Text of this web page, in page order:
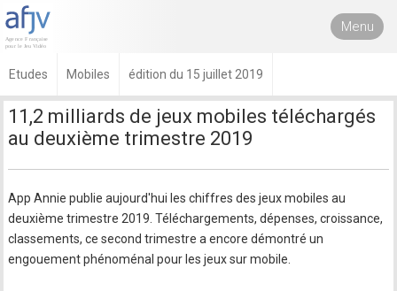
Menu
Etudes Mobiles édition du 15 juillet 2019
11,2 milliards de jeux mobiles téléchargés
au deuxième trimestre 2019
App Annie publie aujourd'hui les chiffres des jeux mobiles au
deuxième trimestre 2019. Téléchargements, dépenses, croissance,
classements, ce second trimestre a encore démontré un
engouement phénoménal pour les jeux sur mobile.